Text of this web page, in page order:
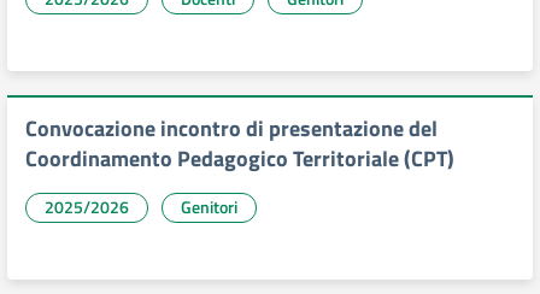
Convocazione incontro di presentazione del
Coordinamento Pedagogico Territoriale (CPT)
2025/2026 Genitori